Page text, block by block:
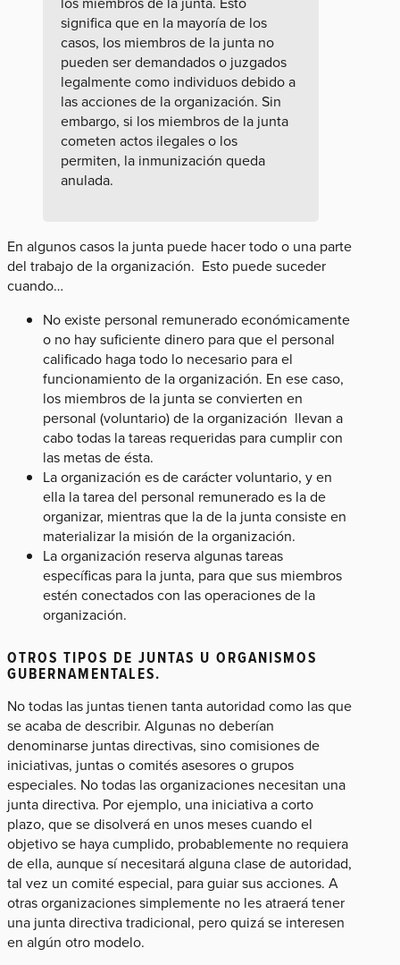
significa que en la mayoría de los
casos, los miembros de la junta no
pueden ser demandados o juzgados
legalmente como individuos debido a
las acciones de la organización. Sin
embargo, si los miembros de la junta
cometen actos ilegales o los
permiten, la inmunización queda
anulada.
En algunos casos la junta puede hacer todo o una parte
del trabajo de la organización. Esto puede suceder
cuando…
No existe personal remunerado económicamente
o no hay suficiente dinero para que el personal
calificado haga todo lo necesario para el
funcionamiento de la organización. En ese caso,
los miembros de la junta se convierten en
personal (voluntario) de la organización llevan a
cabo todas la tareas requeridas para cumplir con
las metas de ésta.
La organización es de carácter voluntario, y en
ella la tarea del personal remunerado es la de
organizar, mientras que la de la junta consiste en
materializar la misión de la organización.
La organización reserva algunas tareas
específicas para la junta, para que sus miembros
estén conectados con las operaciones de la
organización.
OTROS TIPOS DE JUNTAS U ORGANISMOS
GUBERNAMENTALES.
No todas las juntas tienen tanta autoridad como las que
se acaba de describir. Algunas no deberían
denominarse juntas directivas, sino comisiones de
iniciativas, juntas o comités asesores o grupos
especiales. No todas las organizaciones necesitan una
junta directiva. Por ejemplo, una iniciativa a corto
plazo, que se disolverá en unos meses cuando el
objetivo se haya cumplido, probablemente no requiera
de ella, aunque sí necesitará alguna clase de autoridad,
tal vez un comité especial, para guiar sus acciones. A
otras organizaciones simplemente no les atraerá tener
una junta directiva tradicional, pero quizá se interesen
en algún otro modelo.